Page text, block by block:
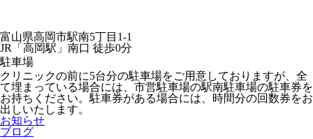
富山県高岡市駅南5丁目1-1
JR「高岡駅」南口 徒歩0分
駐車場
クリニックの前に5台分の駐車場をご用意しておりますが、全
て埋まっている場合には、市営駐車場の駅南駐車場の駐車券を
お持ちください。駐車券がある場合には、時間分の回数券をお
出しいたします。
お知らせ
ブログ